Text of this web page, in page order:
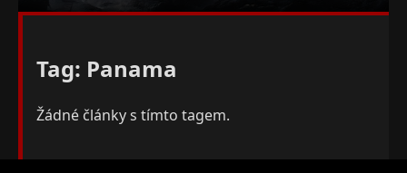
Tag: Panama
Žádné články s tímto tagem.